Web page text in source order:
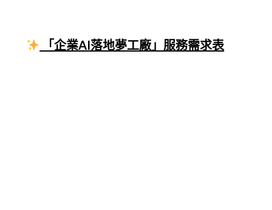
「企業AI落地夢工廠」服務需求表